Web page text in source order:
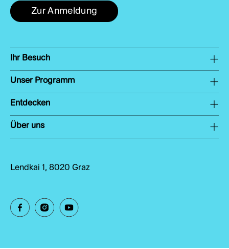
Zur Anmeldung
Ihr Besuch
Unser Programm
Entdecken
Über uns
Lendkai 1, 8020 Graz